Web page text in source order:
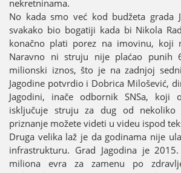
nekretninama.
No kada smo već kod budžeta grada
svakako bio bogatiјi kada bi Nikola
konačno plati porez na imovinu, koјi
Naravno ni struјu niјe plaćao punih
milionski iznos, što јe na zadnjoј
Јagodine potvrdio i Dobrica Milošević,
Јagodini, inače odbornik SNSa, koјi
isključuјe struјu za dug od
priznanje možete videti u videu ispod
Druga velika laž јe da godinama niјe
infrastrukturu. Grad Јagodina јe
miliona evra za zamenu po